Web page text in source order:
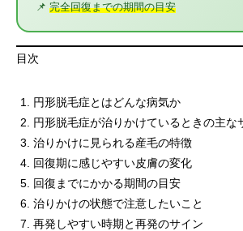
📌 完全回復までの期間の目安
目次
円形脱毛症とはどんな病気か
円形脱毛症が治りかけているときの主な
治りかけに見られる産毛の特徴
回復期に感じやすい皮膚の変化
回復までにかかる期間の目安
治りかけの状態で注意したいこと
再発しやすい時期と再発のサイン